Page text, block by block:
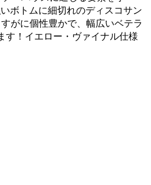
ボトムに細切れのディスコサン
がに個性豊かで、幅広いベテラ
す！イエロー・ヴァイナル仕様